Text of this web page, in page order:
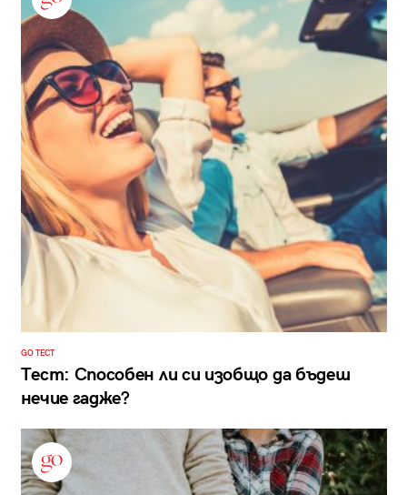
GO ТЕСТ
Тест: Способен ли си изобщо да бъдеш
нечие гадже?